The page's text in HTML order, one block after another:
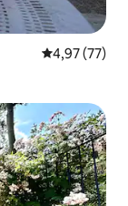
4,97 de uma
4,97 (77)